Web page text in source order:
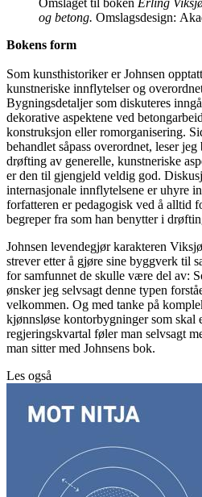
Omslaget til boken Erling
og betong. Omslagsdesign:
Bokens form
Som kunsthistoriker er Johnsen
kunstneriske innflytelser og
Bygningsdetaljer som diskuteres
dekorative aspektene ved
konstruksjon eller romorganisering.
behandlet såpass overordnet, leser
drøfting av generelle, kunstneriske
er den til gjengjeld veldig god.
internasjonale innflytelsene er uhyre
forfatteren er pedagogisk ved å alltid
begreper fra som han benytter i
Johnsen levendegjør karakteren
strever etter å gjøre sine byggverk til
for samfunnet de skulle være del av:
ønsker jeg selvsagt denne typen
velkommen. Og med tanke på
kjønnsløse kontorbygninger som skal
regjeringskvartal føler man selvsagt
man sitter med Johnsens bok.
Les også